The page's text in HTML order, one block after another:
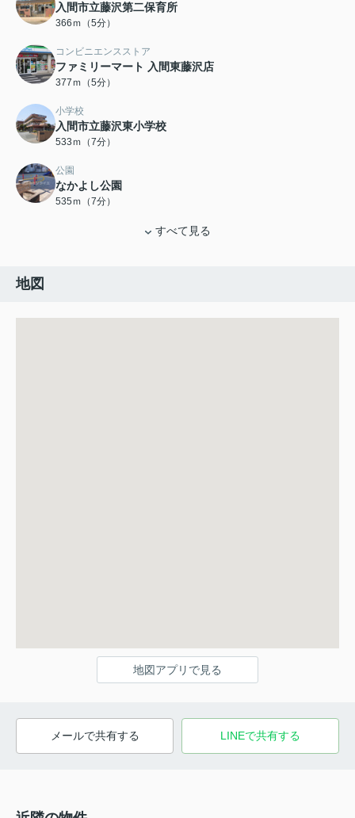
入間市立藤沢第二保育所
366ｍ（5分）
コンビニエンスストア
ファミリーマート 入間東藤沢店
377ｍ（5分）
小学校
入間市立藤沢東小学校
533ｍ（7分）
公園
なかよし公園
535ｍ（7分）
すべて見る
地図
地図アプリで見る
メールで共有する LINEで共有する